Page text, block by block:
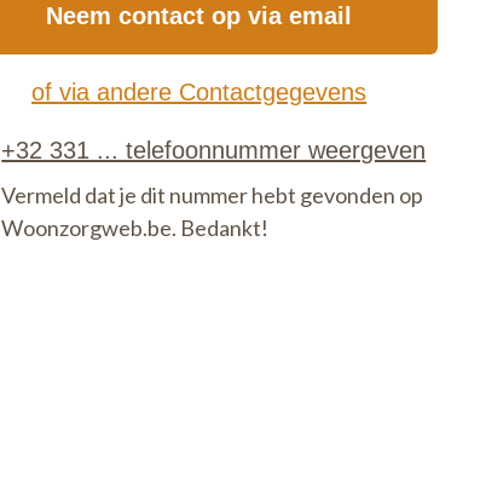
Neem contact op via email
of via andere Contactgegevens
Vermeld dat je dit nummer hebt gevonden op
Woonzorgweb.be. Bedankt!